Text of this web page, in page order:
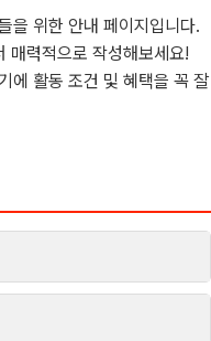
을 위한 안내 페이지입니다.
매력적으로 작성해보세요!
에 활동 조건 및 혜택을 꼭 잘